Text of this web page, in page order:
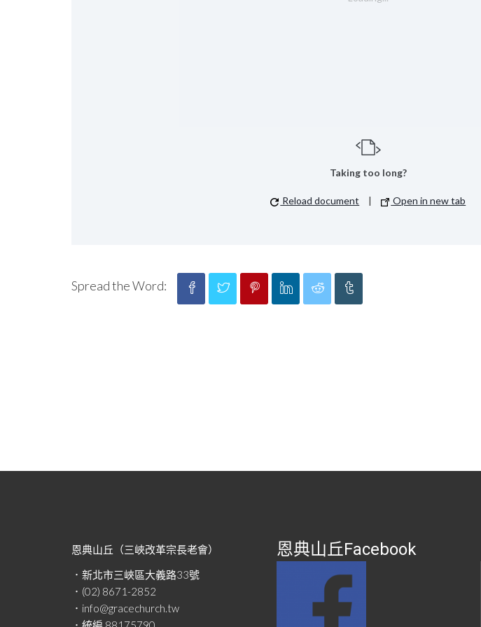
Taking too long?
Reload document Open in new tab
Spread the Word:
恩典山丘（三峽改革宗長老會）
．新北市三峽區大義路33號
．(02) 8671-2852
．info@gracechurch.tw
恩典山丘Facebook